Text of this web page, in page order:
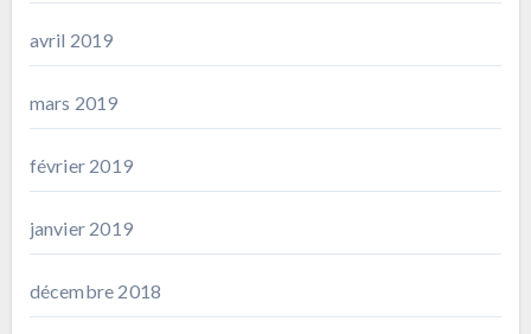
avril 2019
mars 2019
février 2019
janvier 2019
décembre 2018